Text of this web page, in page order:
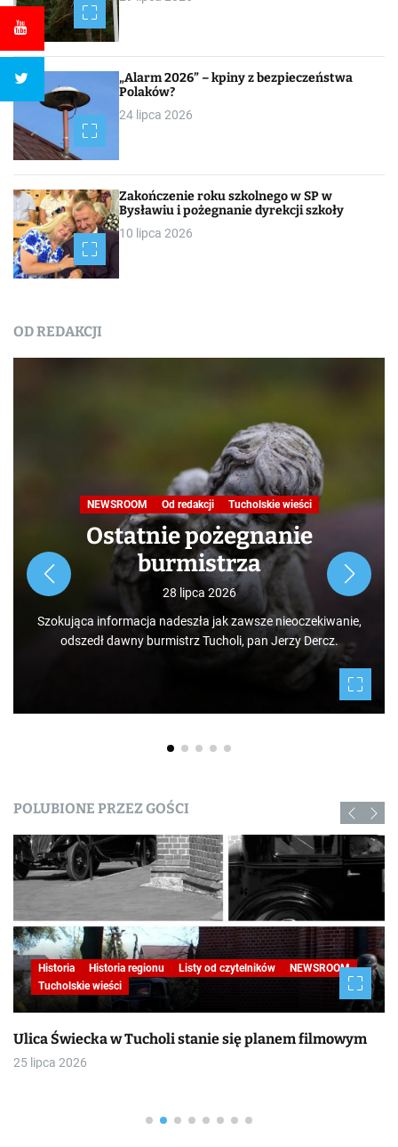
„Alarm 2026” – kpiny z bezpieczeństwa
Polaków?
24 lipca 2026
Zakończenie roku szkolnego w SP w
Bysławiu i pożegnanie dyrekcji szkoły
10 lipca 2026
OD REDAKCJI
NEWSROOM Od redakcji Tucholskie wieści
Ostatnie pożegnanie
burmistrza
28 lipca 2026
Szokująca informacja nadeszła jak zawsze nieoczekiwanie,
odszedł dawny burmistrz Tucholi, pan Jerzy Dercz.
POLUBIONE PRZEZ GOŚCI
Historia Historia regionu Listy od czytelników
NEWSROOM
Tucholskie wieści
Ulica Świecka w Tucholi stanie się planem filmowym
25 lipca 2026